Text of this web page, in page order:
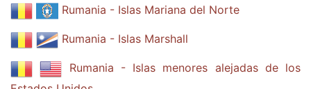
Rumania - Islas Mariana del Norte
Rumania - Islas Marshall
Rumania - Islas menores alejadas de los